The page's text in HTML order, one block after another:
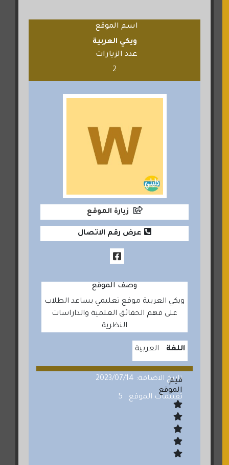
اسم الموقع
ويكي العربية
عدد الزيارات
2
زيارة الموقع
عرض رقم الاتصال
وصف الموقع
ويكي العربية موقع تعليمي يساعد الطلاب
على فهم الحقائق العلمية والداراسات
النظرية
اللغة العربية
تاريخ الاضافة: 2023/07/14
تقييمات الموقع : 5
قيم
الموقع